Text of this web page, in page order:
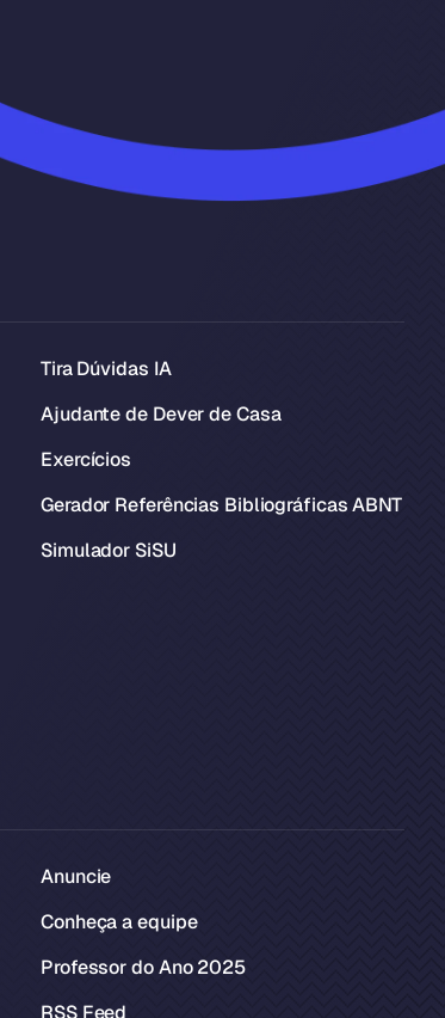
Tira Dúvidas IA
Ajudante de Dever de Casa
Exercícios
Gerador Referências Bibliográficas ABNT
Simulador SiSU
Anuncie
Conheça a equipe
Professor do Ano 2025
RSS Feed